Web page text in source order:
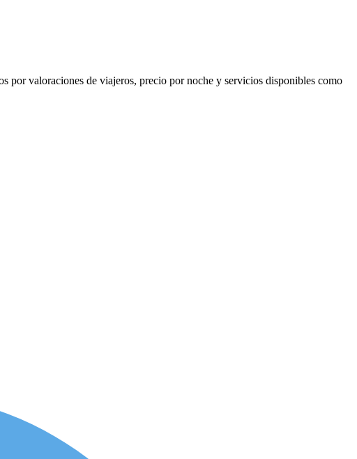
por valoraciones de viajeros, precio por noche y servicios disponibles como